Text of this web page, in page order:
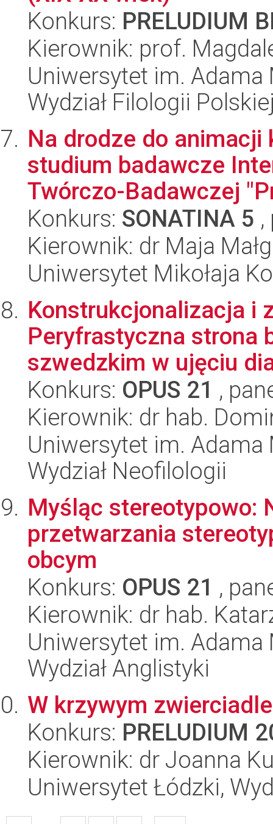
Konkurs: PRELUDIUM
Kierownik: prof.
Uniwersytet im.
Wydział Filologii
Na drodze do
studium badawcze
Twórczo-Badawczej
Konkurs: SONATINA 5
Kierownik: dr Maja
Uniwersytet Mikołaja
Konstrukcjonalizacja i
Peryfrastyczna strona
szwedzkim w ujęciu
Konkurs: OPUS 21 ,
Kierownik: dr hab.
Uniwersytet im.
Wydział Neofilologii
Myśląc stereotypowo:
przetwarzania
obcym
Konkurs: OPUS 21 ,
Kierownik: dr hab.
Uniwersytet im.
Wydział Anglistyki
W krzywym
Konkurs: PRELUDIUM
Kierownik: dr Joanna
Uniwersytet Łódzki,